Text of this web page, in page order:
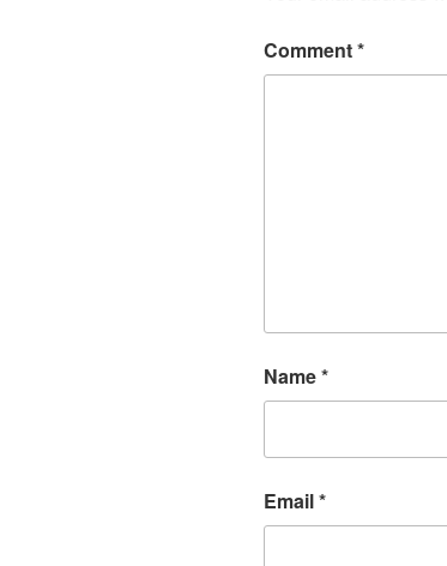
Comment*
Name*
Email*